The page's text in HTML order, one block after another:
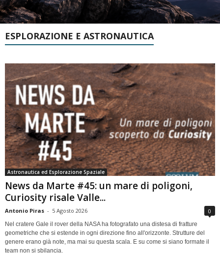
ESPLORAZIONE E ASTRONAUTICA
Astronautica ed Esplorazione Spaziale
News da Marte #45: un mare di poligoni,
Curiosity risale Valle...
Antonio Piras - 5 Agosto 2026 0
Nel cratere Gale il rover della NASA ha fotografato una distesa di fratture
geometriche che si estende in ogni direzione fino all'orizzonte. Strutture del
genere erano già note, ma mai su questa scala. E su come si siano formate il
team non si sbilancia.